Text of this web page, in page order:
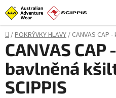
Přejít
na
obsah
Domů
/POKRÝVKY HLAVY/ CANVAS CAP
CANVAS CAP
bavlněná
SCIPPIS